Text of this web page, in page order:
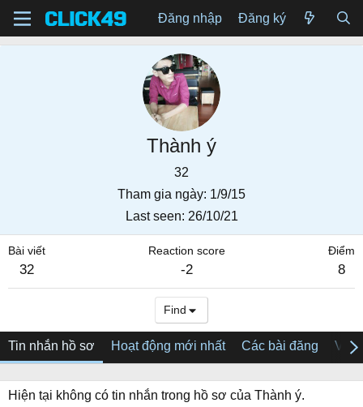
Đăng nhập Đăng ký
Thành ý
32
Tham gia ngày 1/9/15
Last seen 26/10/21
Bài viết
32
Reaction score
-2
Điểm
8
Find
Tin nhắn hồ sơ Hoạt động mới nhất Các bài đăng Về
Hiện tại không có tin nhắn trong hồ sơ của Thành ý.